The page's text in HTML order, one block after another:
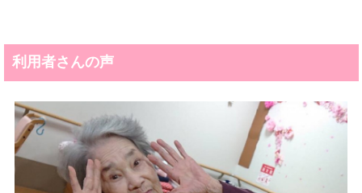
利用者さんの声